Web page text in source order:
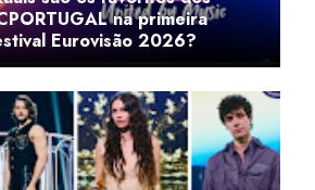
na primeira
Eurovisão 2026?